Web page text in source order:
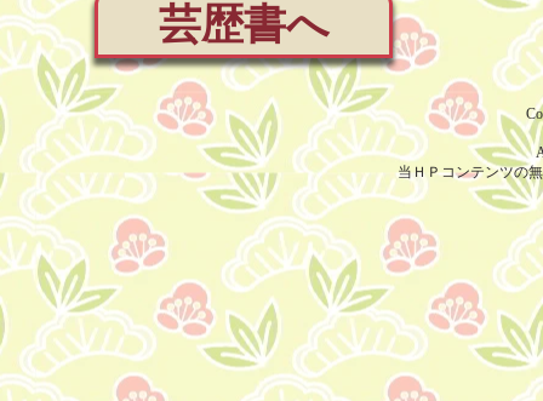
芸歴書へ
当ＨＰコンテンツの